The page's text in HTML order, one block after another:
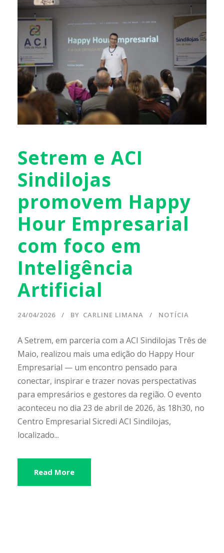
Setrem e ACI
Sindilojas
promovem Happy
Hour Empresarial
com foco em
Inteligência
Artificial
24/04/2026 BY CARLINE LIMANA NOTÍCIA
A Setrem, em parceria com a ACI Sindilojas Três de
Maio, realizou mais uma edição do Happy Hour
Empresarial — um encontro pensado para
conectar, inspirar e trazer novas perspectativas
para empresários e gestores da região. O evento
aconteceu no dia 23 de abril de 2026, às 18h30, no
Centro Empresarial Sicredi ACI Sindilojas,
localizado...
Read More